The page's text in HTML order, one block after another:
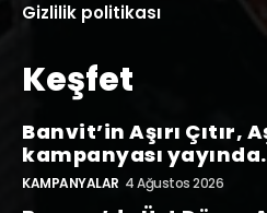
Gizlilik politikası
Keşfet
Banvit’in Aşırı Çıtır,
kampanyası
KAMPANYALAR 4 Ağustos 2026